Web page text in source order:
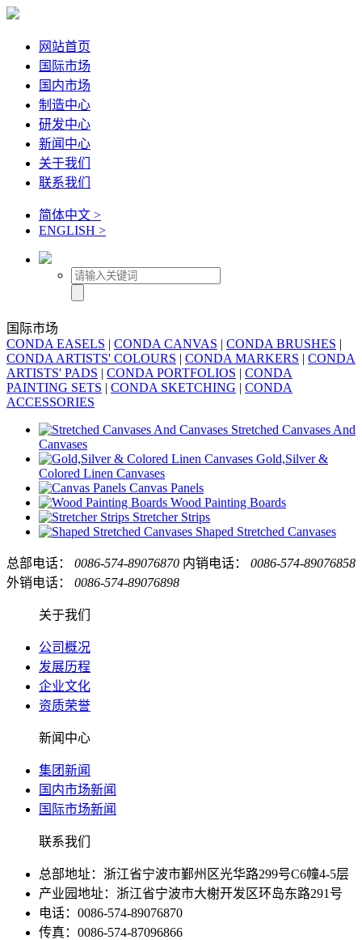
网站首页
国际市场
国内市场
制造中心
研发中心
新闻中心
关于我们
联系我们
简体中文 >
ENGLISH >
国际市场
CONDA EASELS | CONDA CANVAS | CONDA BRUSHES |
CONDA ARTISTS' COLOURS | CONDA MARKERS | CONDA
ARTISTS' PADS | CONDA PORTFOLIOS | CONDA
PAINTING SETS | CONDA SKETCHING | CONDA
ACCESSORIES
Stretched Canvases And
Canvases
Gold,Silver &
Colored Linen Canvases
Canvas Panels
Wood Painting Boards
Stretcher Strips
Shaped Stretched Canvases
总部电话： 0086-574-89076870 内销电话：
0086-574-89076858
外销电话：
0086-574-89076898
关于我们
公司概况
发展历程
企业文化
资质荣誉
新闻中心
集团新闻
国内市场新闻
国际市场新闻
联系我们
总部地址：浙江省宁波市鄞州区光华路299号C6幢4-5层
产业园地址：浙江省宁波市大榭开发区环岛东路291号
电话：0086-574-89076870
传真：0086-574-87096866